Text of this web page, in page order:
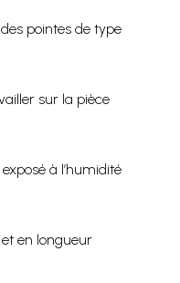
pointes de type
sur la pièce
à l’humidité
en longueur